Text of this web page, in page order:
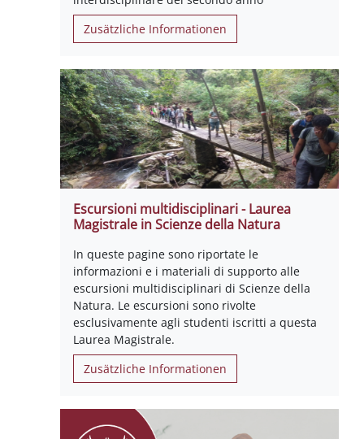
Zusätzliche Informationen
Escursioni multidisciplinari - Laurea
Magistrale in Scienze della Natura
In queste pagine sono riportate le
informazioni e i materiali di supporto alle
escursioni multidisciplinari di Scienze della
Natura. Le escursioni sono rivolte
esclusivamente agli studenti iscritti a questa
Laurea Magistrale.
Zusätzliche Informationen